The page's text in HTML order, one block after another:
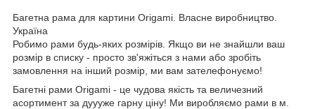
Багетна рама для картини Origami. Власне виробництво.
Україна
Робимо рами будь-яких розмірів. Якщо ви не знайшли ваш
розмір в списку - просто зв'яжіться з нами або зробіть
замовлення на інший розмір, ми вам зателефонуємо!
Багетні рами Origami - це чудова якість та величезний
асортимент за дуууже гарну ціну! Ми виробляємо рами в м.